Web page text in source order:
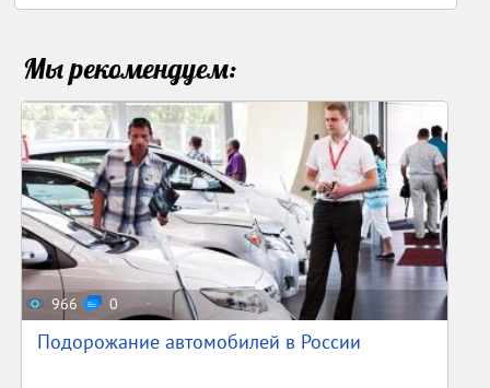
Мы рекомендуем:
966 0
Подорожание автомобилей в России